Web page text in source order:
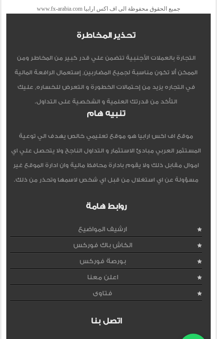
جميع الحقوق محفوظة الى اف اكس ارابيا www.fx-arabia.com
تحذير المخاطرة
التجارة بالعملات الأجنبية تتضمن علي قدر كبير من المخاطر ومن
الممكن ألا تكون مناسبة لجميع المضاربين, إستعمال الرافعة المالية
في التجاره يزيد من إحتمالات الخطورة و التعرض للخساره, عليك
التأكد من قدرتك العلمية و الشخصية على التداول.
تنبيه هام
موقع اف اكس ارابيا هو موقع تعليمي خالص يهدف الي توعية
المستثمر العربي مبادئ الاستثمار و التداول الناجح ولا يتحصل علي اي
اموال مقابل ذلك ولا يقوم بادارة محافظ مالية وان ادارة الموقع غير
مسؤولة عن اي استغلال من قبل اي شخص لاسمها وتحذر من ذلك.
روابط هامة
ارشيف المواضيع
الكاش باك فوركس
بورصة فوركس
اعلن معنا
فتاوى
اتصل بنا